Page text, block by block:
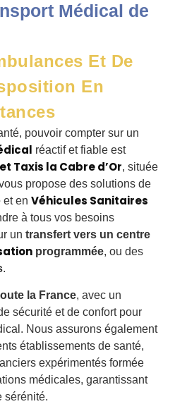
Médical de
Et De
En
pouvoir compter sur un
réactif et fiable est
Taxis la Cabre d’Or, située
propose des solutions de
et en Véhicules Sanitaires
à tous vos besoins
un transfert vers un centre
programmée, ou des
.
la France, avec un
sécurité et de confort pour
Nous assurons également
établissements de santé,
expérimentés formée
médicales, garantissant
sérénité.